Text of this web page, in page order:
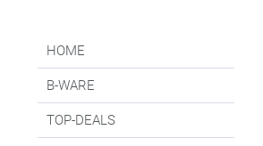
HOME
B-WARE
TOP-DEALS